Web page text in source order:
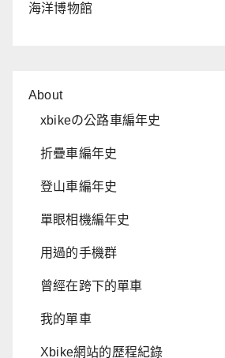
海洋博物館
About
xbikeの公路車編年史
折疊車編年史
登山車編年史
單眼相機編年史
用過的手機群
曾經在跨下的單車
我的單車
Xbike網站的歷程紀錄